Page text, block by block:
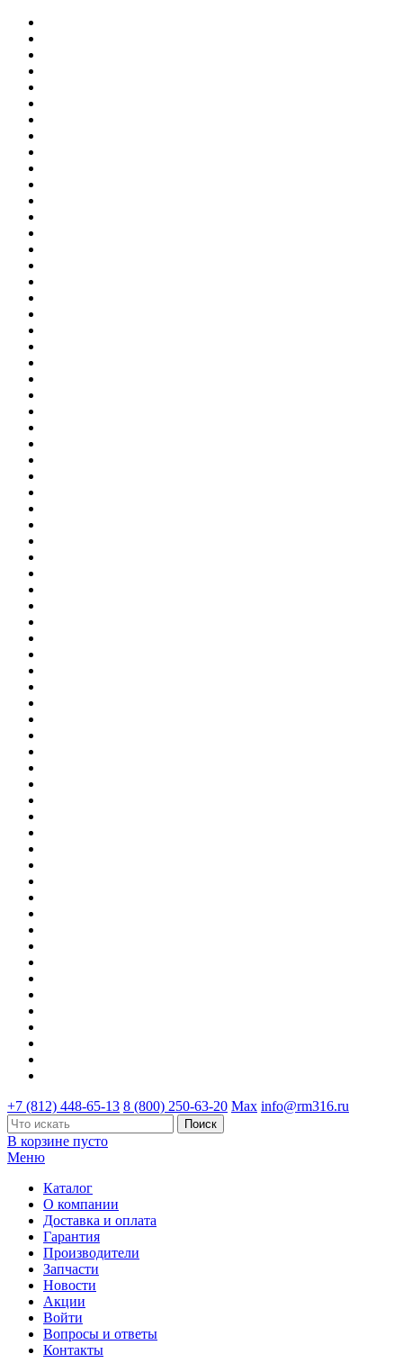
+7 (812) 448-65-13 8 (800) 250-63-20 Max info@rm316.ru
В корзине пусто
Меню
Каталог
О компании
Доставка и оплата
Гарантия
Производители
Запчасти
Новости
Акции
Войти
Вопросы и ответы
Контакты